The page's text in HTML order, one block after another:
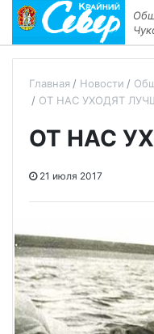
Главная Новости
ОТ НАС УХОДЯТ
ОТ НАС
21 июля 2017